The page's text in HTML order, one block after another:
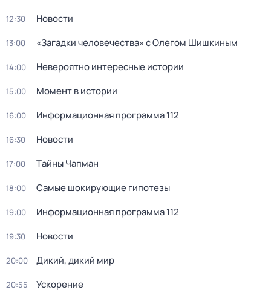
12:30 Новости
13:00 «Загадки человечества» с Олегом Шишкиным
14:00 Невероятно интересные истории
15:00 Момент в истории
16:00 Информационная программа 112
16:30 Новости
17:00 Тaйны Чапман
18:00 Самые шoкиpующие гипотезы
19:00 Информационная программа 112
19:30 Новости
20:00 Дикий, дикий мир
20:55 Ускорение